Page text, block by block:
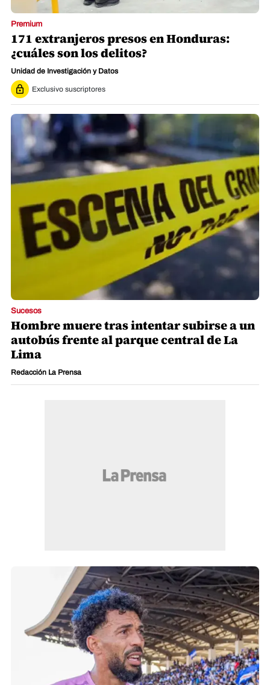
Premium
171 extranjeros presos en Honduras:
¿cuáles son los delitos?
Unidad de Investigación y Datos
Exclusivo suscriptores
Sucesos
Hombre muere tras intentar subirse a un
autobús frente al parque central de La
Lima
Redacción La Prensa